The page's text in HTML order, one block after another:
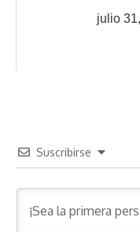
julio
Suscribirse